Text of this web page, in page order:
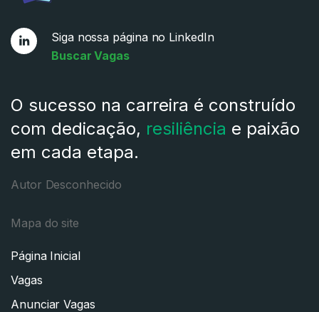
Siga nossa página no LinkedIn
Buscar Vagas
O sucesso na carreira é construído
com dedicação, resiliência e paixão
em cada etapa.
Autor Desconhecido
Mapa do site
Página Inicial
Vagas
Anunciar Vagas